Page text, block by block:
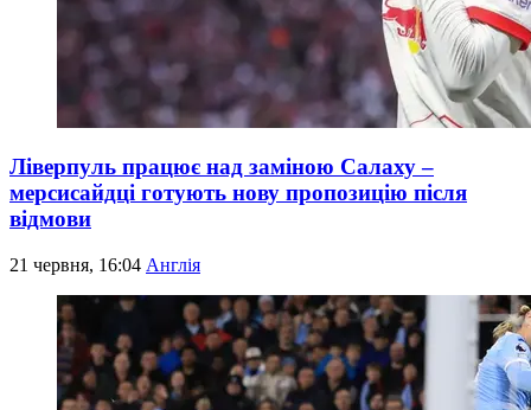
Ліверпуль працює над заміною Салаху –
мерсисайдці готують нову пропозицію після
відмови
21 червня, 16:04 Англія